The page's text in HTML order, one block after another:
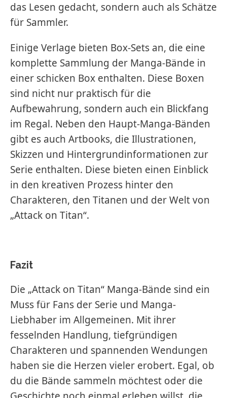
das Lesen gedacht, sondern auch als Schätze
für Sammler.
Einige Verlage bieten Box-Sets an, die eine
komplette Sammlung der Manga-Bände in
einer schicken Box enthalten. Diese Boxen
sind nicht nur praktisch für die
Aufbewahrung, sondern auch ein Blickfang
im Regal. Neben den Haupt-Manga-Bänden
gibt es auch Artbooks, die Illustrationen,
Skizzen und Hintergrundinformationen zur
Serie enthalten. Diese bieten einen Einblick
in den kreativen Prozess hinter den
Charakteren, den Titanen und der Welt von
„Attack on Titan“.
Fazit
Die „Attack on Titan“ Manga-Bände sind ein
Muss für Fans der Serie und Manga-
Liebhaber im Allgemeinen. Mit ihrer
fesselnden Handlung, tiefgründigen
Charakteren und spannenden Wendungen
haben sie die Herzen vieler erobert. Egal, ob
du die Bände sammeln möchtest oder die